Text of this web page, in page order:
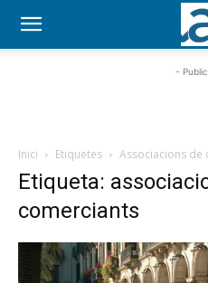
-
Inici Etiquetes Associacions de
Etiqueta:
comerciants